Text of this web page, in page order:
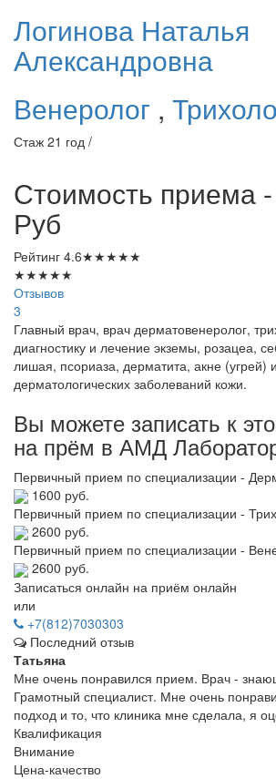
Логинова Наталья
Александровна
Венеролог ,
Стаж 21 год /
Стоимость приема
Руб
Рейтинг 4.6★★★★★
★★★★★
Отзывов
3
Главный врач, врач дерматовенеролог,
диагностику и лечение экземы, розацеа,
лишая, псориаза, дерматита, акне (угрей)
дерматологических заболеваний кожи.
Вы можете записать к
на прём в АМД
Первичный прием по специализации -
1600 руб.
Первичный прием по специализации -
2600 руб.
Первичный прием по специализации -
2600 руб.
Записаться онлайн на приём онлайн
или
+7(812)7030303
Последний отзыв
Татьяна
Мне очень понравился прием. Врач -
Грамотный специалист. Мне очень
подход и то, что клиника мне сделала, я
Квалификация
Внимание
Цена-качество